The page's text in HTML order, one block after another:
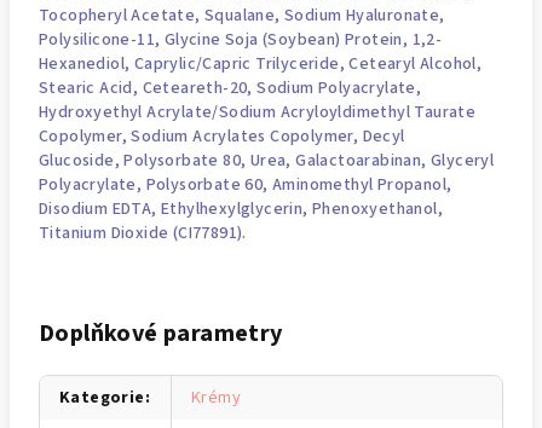
Tocopheryl Acetate, Squalane, Sodium Hyaluronate,
Polysilicone-11, Glycine Soja (Soybean) Protein, 1,2-
Hexanediol, Caprylic/Capric Trilyceride, Cetearyl Alcohol,
Stearic Acid, Ceteareth-20, Sodium Polyacrylate,
Hydroxyethyl Acrylate/Sodium Acryloyldimethyl Taurate
Copolymer, Sodium Acrylates Copolymer, Decyl
Glucoside,Polysorbate 80, Urea, Galactoarabinan, Glyceryl
Polyacrylate, Polysorbate 60, Aminomethyl Propanol,
Disodium EDTA,Ethylhexylglycerin,Phenoxyethanol,
Titanium Dioxide (CI77891).
Doplňkové parametry
Kategorie:
Krémy